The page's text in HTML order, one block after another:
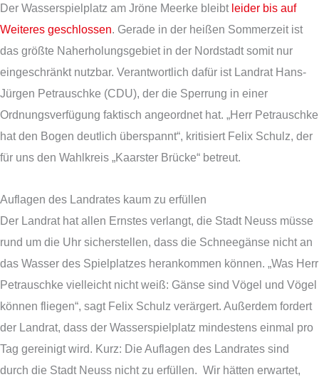
Der Wasserspielplatz am Jröne Meerke bleibt leider bis auf
Weiteres geschlossen. Gerade in der heißen Sommerzeit ist
das größte Naherholungsgebiet in der Nordstadt somit nur
eingeschränkt nutzbar. Verantwortlich dafür ist Landrat Hans-
Jürgen Petrauschke (CDU), der die Sperrung in einer
Ordnungsverfügung faktisch angeordnet hat. „Herr Petrauschke
hat den Bogen deutlich überspannt“, kritisiert Felix Schulz, der
für uns den Wahlkreis „Kaarster Brücke“ betreut.
Auflagen des Landrates kaum zu erfüllen
Der Landrat hat allen Ernstes verlangt, die Stadt Neuss müsse
rund um die Uhr sicherstellen, dass die Schneegänse nicht an
das Wasser des Spielplatzes herankommen können. „Was Herr
Petrauschke vielleicht nicht weiß: Gänse sind Vögel und Vögel
können fliegen“, sagt Felix Schulz verärgert. Außerdem fordert
der Landrat, dass der Wasserspielplatz mindestens einmal pro
Tag gereinigt wird. Kurz: Die Auflagen des Landrates sind
durch die Stadt Neuss nicht zu erfüllen. Wir hätten erwartet,